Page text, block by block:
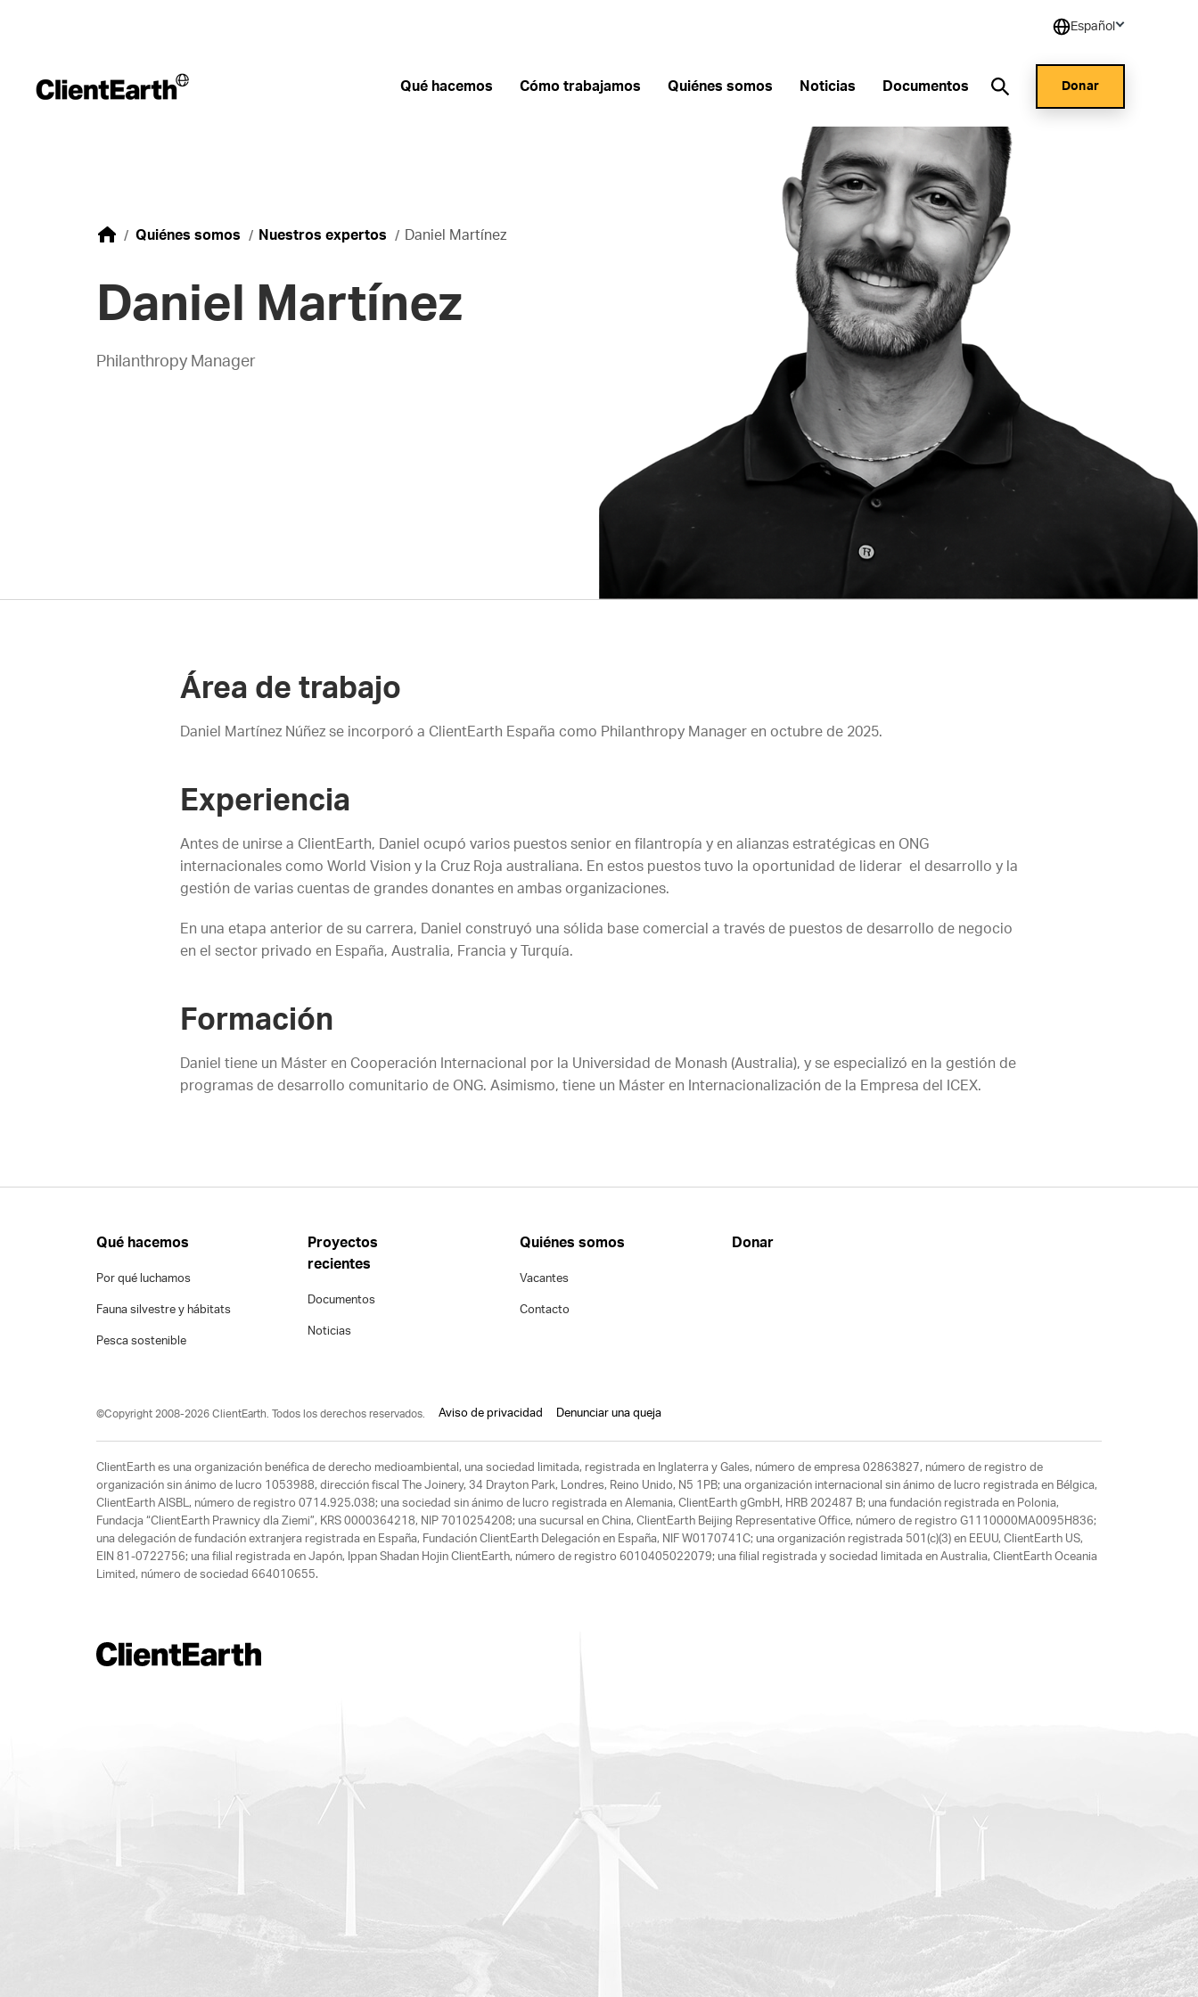
Español
Qué hacemos Cómo trabajamos Quiénes somos Noticias Documentos Donar
Quiénes somos Nuestros expertos Daniel Martínez
Daniel Martínez
Philanthropy Manager
Área de trabajo
Daniel Martínez Núñez se incorporó a ClientEarth España como Philanthropy Manager en octubre de 2025.
Experiencia
Antes de unirse a ClientEarth, Daniel ocupó varios puestos senior en filantropía y en alianzas estratégicas en ONG
internacionales como World Vision y la Cruz Roja australiana. En estos puestos tuvo la oportunidad de liderar el desarrollo y la
gestión de varias cuentas de grandes donantes en ambas organizaciones.
En una etapa anterior de su carrera, Daniel construyó una sólida base comercial a través de puestos de desarrollo de negocio
en el sector privado en España, Australia, Francia y Turquía.
Formación
Daniel tiene un Máster en Cooperación Internacional por la Universidad de Monash (Australia), y se especializó en la gestión de
programas de desarrollo comunitario de ONG. Asimismo, tiene un Máster en Internacionalización de la Empresa del ICEX.
Qué hacemos
Por qué luchamos
Fauna silvestre y hábitats
Pesca sostenible
Proyectos
recientes
Documentos
Noticias
Quiénes somos
Vacantes
Contacto
Donar
©Copyright 2008-2026 ClientEarth. Todos los derechos reservados. Aviso de privacidad Denunciar una queja
ClientEarth es una organización benéfica de derecho medioambiental, una sociedad limitada, registrada en Inglaterra y Gales, número de empresa 02863827, número de registro de
organización sin ánimo de lucro 1053988, dirección fiscal The Joinery, 34 Drayton Park, Londres, Reino Unido, N5 1PB; una organización internacional sin ánimo de lucro registrada en Bélgica,
ClientEarth AISBL, número de registro 0714.925.038; una sociedad sin ánimo de lucro registrada en Alemania, ClientEarth gGmbH, HRB 202487 B; una fundación registrada en Polonia,
Fundacja “ClientEarth Prawnicy dla Ziemi”, KRS 0000364218, NIP 7010254208; una sucursal en China, ClientEarth Beijing Representative Office, número de registro G1110000MA0095H836;
una delegación de fundación extranjera registrada en España, Fundación ClientEarth Delegación en España, NIF W0170741C; una organización registrada 501(c)(3) en EEUU, ClientEarth US,
EIN 81-0722756; una filial registrada en Japón, Ippan Shadan Hojin ClientEarth, número de registro 6010405022079; una filial registrada y sociedad limitada en Australia, ClientEarth Oceania
Limited, número de sociedad 664010655.